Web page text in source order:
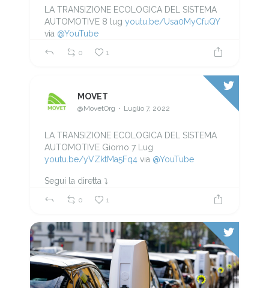
LA TRANSIZIONE ECOLOGICA DEL SISTEMA
AUTOMOTIVE 8 lugyoutu.be/Usa0MyCfuQY
via @YouTube
0 1
MOVET
@MovetOrg Luglio 7, 2022
LA TRANSIZIONE ECOLOGICA DEL SISTEMA
AUTOMOTIVE Giorno 7 Lug
youtu.be/yVZktMa5Fq4 via @YouTube
Segui la diretta ⤵️
0 1